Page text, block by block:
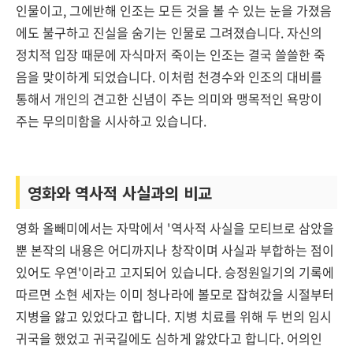
인물이고, 그에반해 인조는 모든 것을 볼 수 있는 눈을 가졌음
에도 불구하고 진실을 숨기는 인물로 그려졌습니다. 자신의
정치적 입장 때문에 자식마저 죽이는 인조는 결국 쓸쓸한 죽
음을 맞이하게 되었습니다. 이처럼 천경수와 인조의 대비를
통해서 개인의 견고한 신념이 주는 의미와 맹목적인 욕망이
주는 무의미함을 시사하고 있습니다.
영화와 역사적 사실과의 비교
영화 올빼미에서는 자막에서 '역사적 사실을 모티브로 삼았을
뿐 본작의 내용은 어디까지나 창작이며 사실과 부합하는 점이
있어도 우연'이라고 고지되어 있습니다. 승정원일기의 기록에
따르면 소현 세자는 이미 청나라에 볼모로 잡혀갔을 시절부터
지병을 앓고 있었다고 합니다. 지병 치료를 위해 두 번의 임시
귀국을 했었고 귀국길에도 심하게 앓았다고 합니다. 어의인